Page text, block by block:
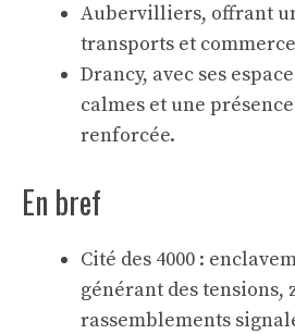
Aubervilliers, offrant
transports et
Drancy, avec ses
calmes et une
renforcée.
En bref
Cité des 4000 :
générant des tensions,
rassemblements